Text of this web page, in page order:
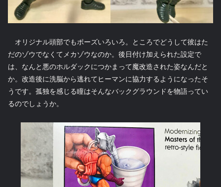
オリジナル頭部でもポーズいろいろ。ところでどうして彼はた
だのゾウでなくてメカゾウなのか。後日付け加えられた設定で
は、なんと悪のホルダックにつかまって魔改造された姿なんだと
か。改造後に洗脳から逃れてヒーマンに協力するようになったそ
うです。孤独を感じる瞳はそんなバックグラウンドを物語ってい
るのでしょうか。